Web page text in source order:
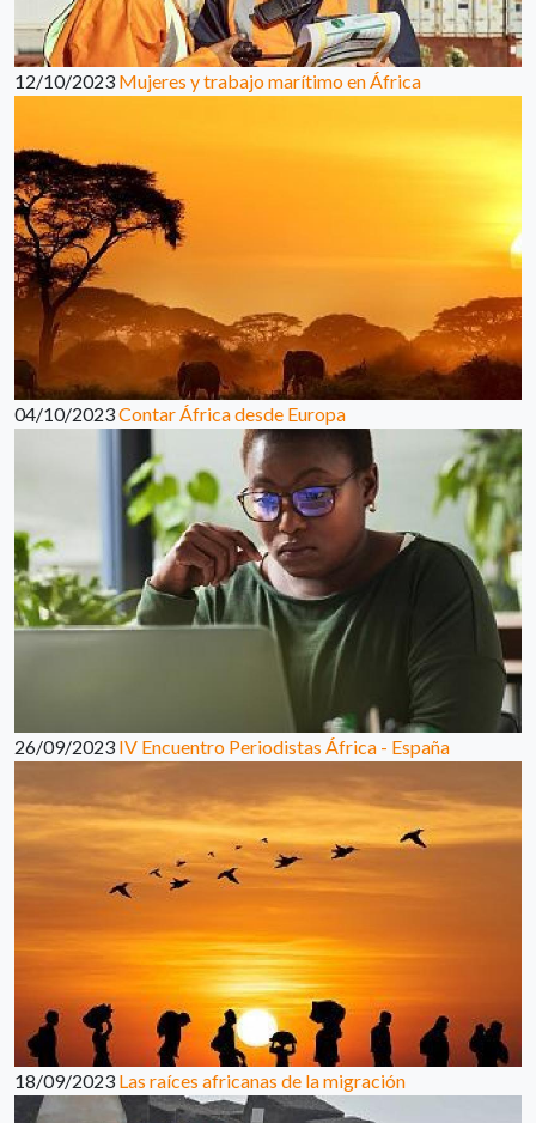
12/10/2023 Mujeres y trabajo marítimo en África
04/10/2023Contar África desde Europa
26/09/2023 IV Encuentro Periodistas África - España
18/09/2023 Las raíces africanas de la migración